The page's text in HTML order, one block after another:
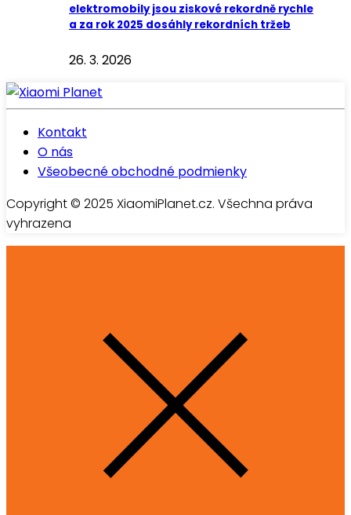
elektromobily jsou ziskové rekordně rychle
a za rok 2025 dosáhly rekordních tržeb
26. 3. 2026
Kontakt
O nás
Všeobecné obchodné podmienky
Copyright © 2025 XiaomiPlanet.cz. Všechna práva
vyhrazena